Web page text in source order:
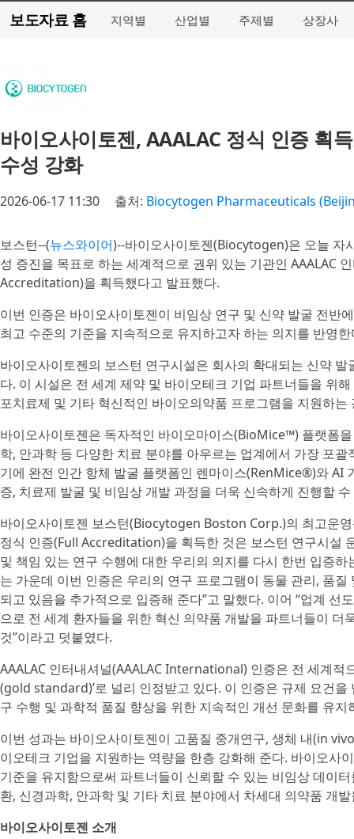
보도자료 홈 지역별 산업별 주제별 상장사
바이오사이토젠, AAALAC 정식 인증 획
수성 강화
2026-06-17 11:30 출처: Biocytogen Pharmaceuticals
보스턴--(뉴스와이어)--바이오사이토젠(Biocytogen)은 오늘 자
성 증진을 목표로 하는 세계적으로 권위 있는 기관인 AAALAC
Accreditation)을 획득했다고 발표했다.
이번 인증은 바이오사이토젠이 비임상 연구 및 신약 발굴 전반
최고 수준의 기준을 지속적으로 유지하고자 하는 의지를 반영한
바이오사이토젠의 보스턴 연구시설은 회사의 확대되는 신약
다. 이 시설은 전 세계 제약 및 바이오테크 기업 파트너들을 위
포치료제 및 기타 혁신적인 바이오의약품 프로그램을 지원하
바이오사이토젠은 독자적인 바이오마이스(BioMice™) 플랫폼
학, 안과학 등 다양한 치료 분야를 아우르는 업계에서 가장 포
기에 완전 인간 항체 발굴 플랫폼인 렌마이스(RenMice®)와 AI
증, 치료제 발굴 및 비임상 개발 과정을 더욱 신속하게 진행할
바이오사이토젠 보스턴(Biocytogen Boston Corp.)의 최고운
정식 인증(Full Accreditation)을 획득한 것은 보스턴 연구시설
및 책임 있는 연구 수행에 대한 우리의 의지를 다시 한번 입증
는 가운데 이번 인증은 우리의 연구 프로그램이 동물 관리, 품
되고 있음을 추가적으로 입증해 준다”고 말했다. 이어 “업계
으로 전 세계 환자들을 위한 혁신 의약품 개발을 파트너들이
것”이라고 덧붙였다.
AAALAC 인터내셔널(AAALAC International) 인증은 전 세계적
(gold standard)’로 널리 인정받고 있다. 이 인증은 규제 요건
구 수행 및 과학적 품질 향상을 위한 지속적인 개선 문화를 유지
이번 성과는 바이오사이토젠이 고품질 중개연구, 생체 내(in
이오테크 기업을 지원하는 역량을 한층 강화해 준다. 바이오사
기준을 유지함으로써 파트너들이 신뢰할 수 있는 비임상 데이
환, 신경과학, 안과학 및 기타 치료 분야에서 차세대 의약품 개
바이오사이토젠 소개